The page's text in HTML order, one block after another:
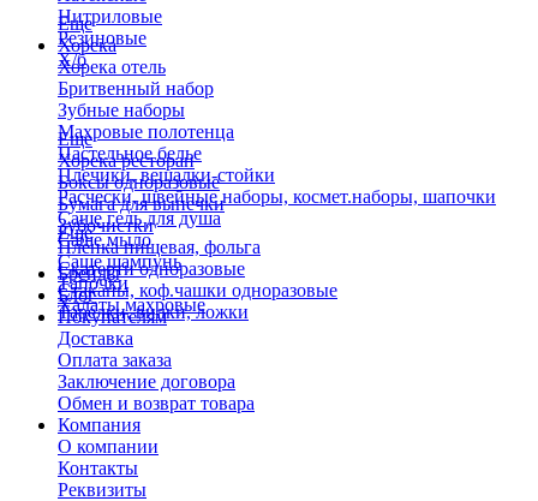
Нитриловые
Резиновые
Х/б
Еще
Хорека
Хорека отель
Бритвенный набор
Зубные наборы
Махровые полотенца
Пастельное белье
Плечики, вешалки-стойки
Расчески, швейные наборы, космет.наборы, шапочки
Саше гель для душа
Саше мыло
Саше шампунь
Тапочки
Халаты махровые
Еще
Хорека ресторан
Боксы одноразовые
Бумага для выпечки
Зубочистки
Пленка пищевая, фольга
Скатерти одноразовые
Стаканы, коф.чашки одноразовые
Тарелки, вилки, ложки
Еще
Бренды
Блог
Покупателям
Доставка
Оплата заказа
Заключение договора
Обмен и возврат товара
Компания
О компании
Контакты
Реквизиты